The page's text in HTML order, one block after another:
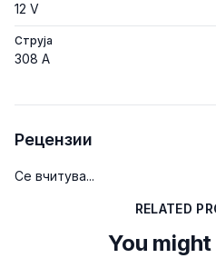
12 V
Струја
308 A
Рецензии
Се вчитува...
RELATED
You